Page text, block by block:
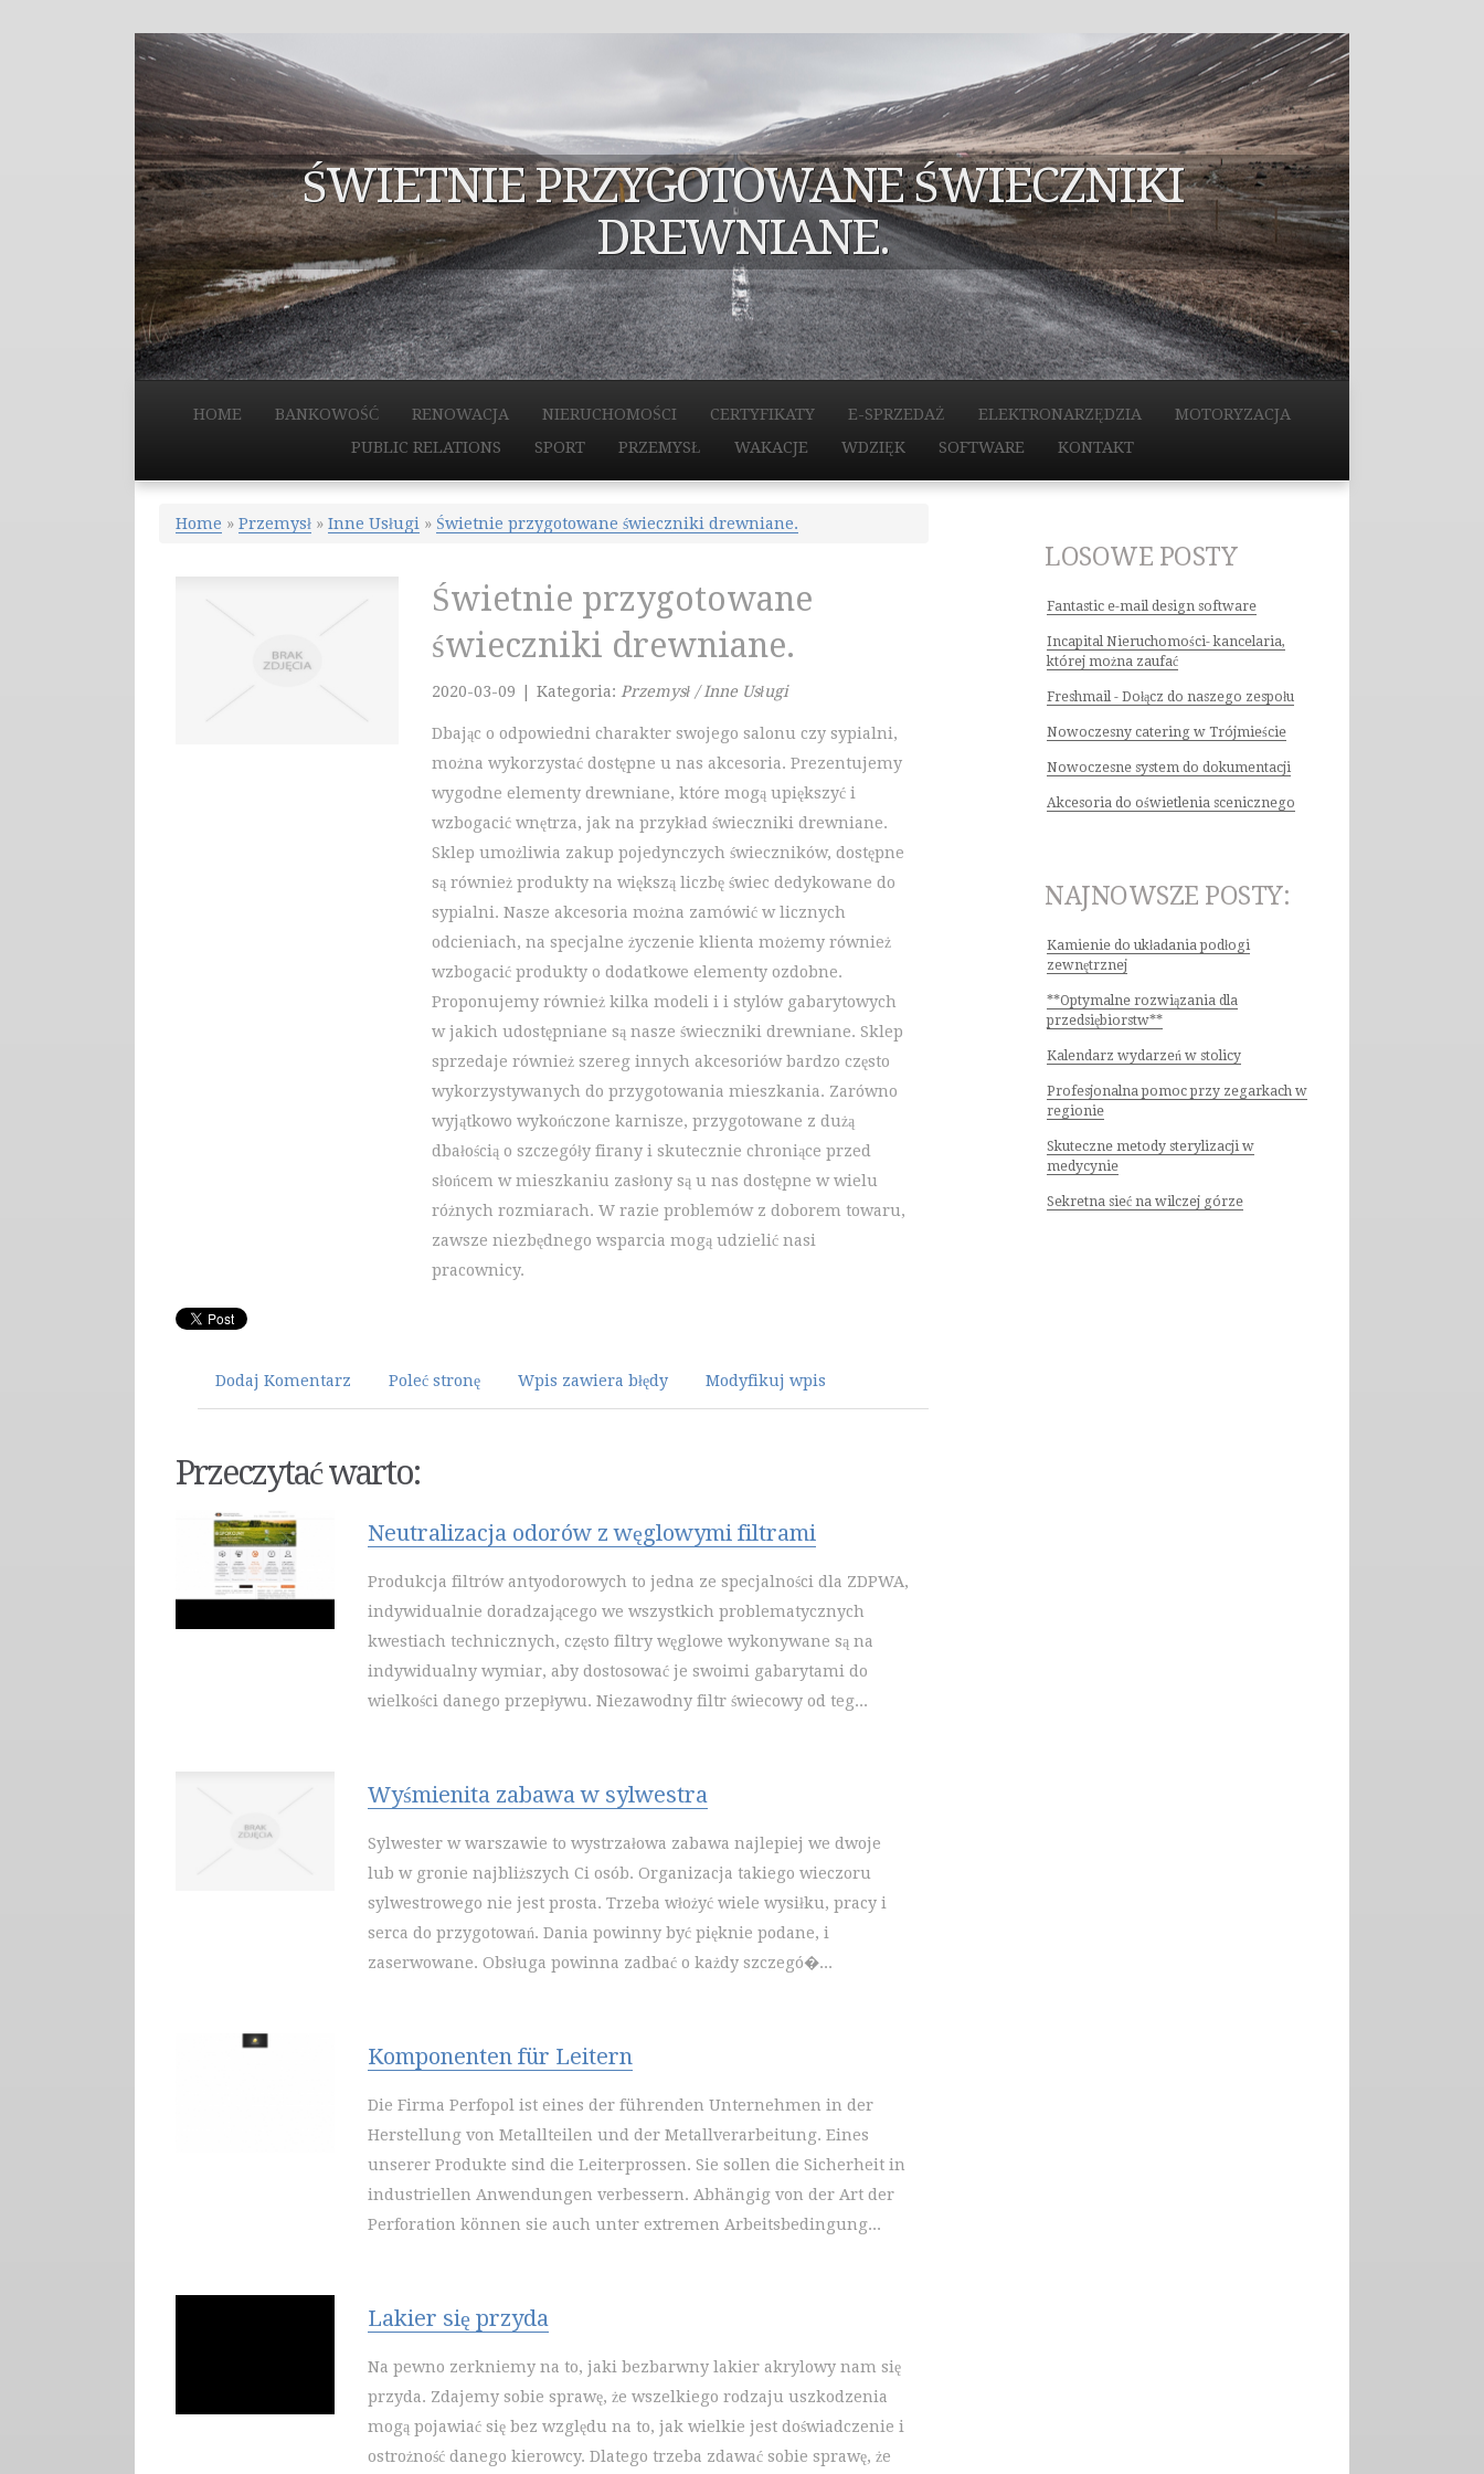
ŚWIETNIE PRZYGOTOWANE ŚWIECZNIKI
DREWNIANE.
HOME BANKOWOŚĆ RENOWACJA NIERUCHOMOŚCI CERTYFIKATY E-SPRZEDAŻ ELEKTRONARZĘDZIA
MOTORYZACJA
PUBLIC RELATIONS
SPORT PRZEMYSŁ WAKACJE WDZIĘK SOFTWARE KONTAKT
Home » Przemysł » Inne Usługi » Świetnie przygotowane świeczniki drewniane.
Świetnie przygotowane
świeczniki drewniane.
2020-03-09 Kategoria: Przemysł / Inne Usługi
Dbając o odpowiedni charakter swojego salonu czy sypialni,
można wykorzystać dostępne u nas akcesoria. Prezentujemy
wygodne elementy drewniane, które mogą upiększyć i
wzbogacić wnętrza, jak na przykład świeczniki drewniane.
Sklep umożliwia zakup pojedynczych świeczników, dostępne
są również produkty na większą liczbę świec dedykowane do
sypialni. Nasze akcesoria można zamówić w licznych
odcieniach, na specjalne życzenie klienta możemy również
wzbogacić produkty o dodatkowe elementy ozdobne.
Proponujemy również kilka modeli i i stylów gabarytowych
w jakich udostępniane są nasze świeczniki drewniane. Sklep
sprzedaje również szereg innych akcesoriów bardzo często
wykorzystywanych do przygotowania mieszkania. Zarówno
wyjątkowo wykończone karnisze, przygotowane z dużą
dbałością o szczegóły firany i skutecznie chroniące przed
słońcem w mieszkaniu zasłony są u nas dostępne w wielu
różnych rozmiarach. W razie problemów z doborem towaru,
zawsze niezbędnego wsparcia mogą udzielić nasi
pracownicy.
Dodaj Komentarz Poleć stronę Wpis zawiera błędy Modyfikuj wpis
Przeczytać warto:
Neutralizacja odorów z węglowymi filtrami
Produkcja filtrów antyodorowych to jedna ze specjalności dla ZDPWA,
indywidualnie doradzającego we wszystkich problematycznych
kwestiach technicznych, często filtry węglowe wykonywane są na
indywidualny wymiar, aby dostosować je swoimi gabarytami do
wielkości danego przepływu. Niezawodny filtr świecowy od teg...
Wyśmienita zabawa w sylwestra
Sylwester w warszawie to wystrzałowa zabawa najlepiej we dwoje
lub w gronie najbliższych Ci osób. Organizacja takiego wieczoru
sylwestrowego nie jest prosta. Trzeba włożyć wiele wysiłku, pracy i
serca do przygotowań. Dania powinny być pięknie podane, i
zaserwowane. Obsługa powinna zadbać o każdy szczegó�...
Komponenten für Leitern
Die Firma Perfopol ist eines der führenden Unternehmen in der
Herstellung von Metallteilen und der Metallverarbeitung. Eines
unserer Produkte sind die Leiterprossen. Sie sollen die Sicherheit in
industriellen Anwendungen verbessern. Abhängig von der Art der
Perforation können sie auch unter extremen Arbeitsbedingung...
Lakier się przyda
Na pewno zerkniemy na to, jaki bezbarwny lakier akrylowy nam się
przyda. Zdajemy sobie sprawę, że wszelkiego rodzaju uszkodzenia
mogą pojawiać się bez względu na to, jak wielkie jest doświadczenie i
ostrożność danego kierowcy. Dlatego trzeba zdawać sobie sprawę, że
LOSOWE POSTY
Fantastic e-mail design software
Incapital Nieruchomości- kancelaria,
której można zaufać
Freshmail - Dołącz do naszego zespołu
Nowoczesny catering w Trójmieście
Nowoczesne system do dokumentacji
Akcesoria do oświetlenia scenicznego
NAJNOWSZE POSTY:
Kamienie do układania podłogi
zewnętrznej
**Optymalne rozwiązania dla
przedsiębiorstw**
Kalendarz wydarzeń w stolicy
Profesjonalna pomoc przy zegarkach w
regionie
Skuteczne metody sterylizacji w
medycynie
Sekretna sieć na wilczej górze